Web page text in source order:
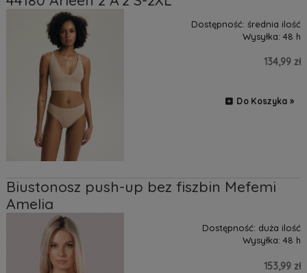
Dostępność: średnia ilość
Wysyłka: 48 h
134,99 zł
Do Koszyka »
Biustonosz push-up bez fiszbin Mefemi
Amelia
Dostępność: duża ilość
Wysyłka: 48 h
153,99 zł